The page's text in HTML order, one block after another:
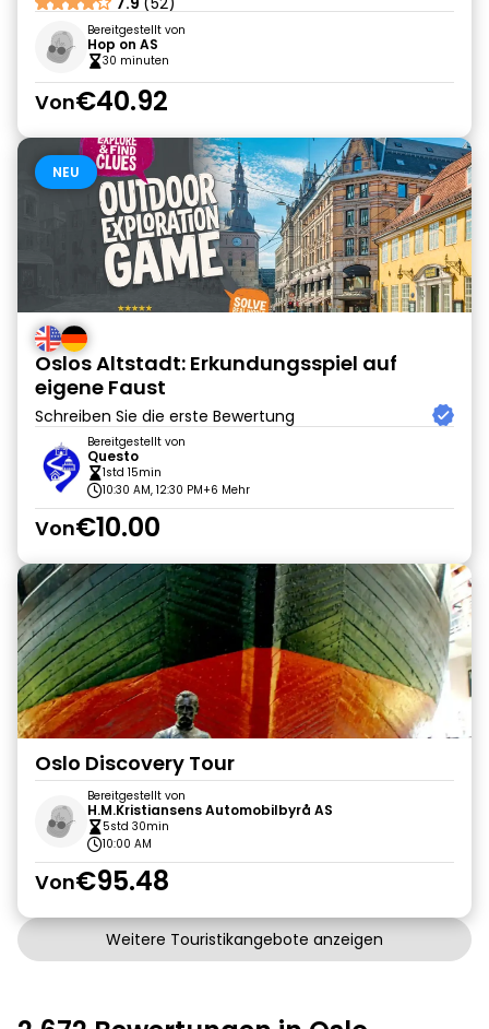
Bereitgestellt von
Hop on AS
30 minuten
Von€40.92
NEU
Oslos Altstadt: Erkundungsspiel auf
eigene Faust
Schreiben Sie die erste Bewertung
Bereitgestellt von
Questo
1std 15min
10:30 AM, 12:30 PM+6 Mehr
Von€10.00
Oslo Discovery Tour
Bereitgestellt von
H.M.Kristiansens Automobilbyrå AS
5std 30min
10:00 AM
Von€95.48
Weitere Touristikangebote anzeigen